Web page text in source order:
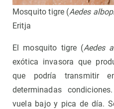
Mosquito tigre (Aedes
Eritja
El mosquito tigre (Aedes
exótica invasora que
que podría transmitir
determinadas
vuela bajo y pica de día.